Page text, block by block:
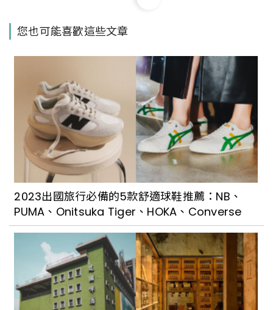
華露營吹到墾丁，「O’GLAMPING 墾丁貓
入住「麒麟部落露營區」一早就能迎著太
平洋的海風中甦醒，擁有太平洋海景第一
排的美景，還有平坦舒適的大片綠草皮供
人打滾嬉戲
在六星級「都鐸王朝（斯圖亞特二館）」
露營車裡看海賞星空超有度假感，一定要
體驗全新引進的時尚摩登露營車
山雲星空燈海伴你入眠，「山思雲想」充
滿美學感的職人露營體驗，讓旅人們入住
後能真真切切享受「過生活」
您也可能喜歡這些文章
2023出國旅行必備的5款舒適球鞋推薦：NB、
PUMA、Onitsuka Tiger、HOKA、Converse